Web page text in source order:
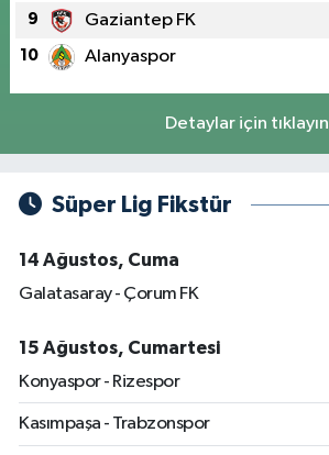
9 Gaziantep FK
10 Alanyaspor
Detaylar için tıklayın
Süper Lig Fikstür
14 Ağustos, Cuma
Galatasaray - Çorum FK
15 Ağustos, Cumartesi
Konyaspor - Rizespor
Kasımpaşa - Trabzonspor